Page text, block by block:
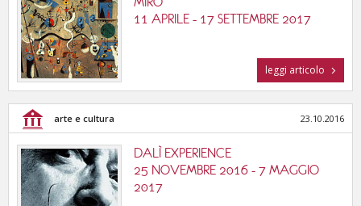
11 APRILE - 17 SETTEMBRE 2017
leggi articolo
arte e cultura 23.10.2016
DALÌ EXPERIENCE
25 NOVEMBRE 2016 - 7 MAGGIO
2017